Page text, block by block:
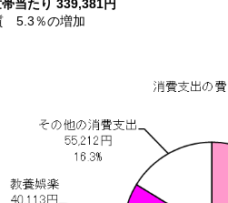
当たり 339,381円
5.3％の増加